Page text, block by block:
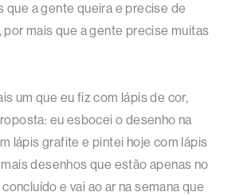
que a gente queira e precise de
por mais que a gente precise muitas
um que eu fiz com lápis de cor,
eu esbocei o desenho na
lápis grafite e pintei hoje com lápis
desenhos que estão apenas no
e vai ao ar na semana que